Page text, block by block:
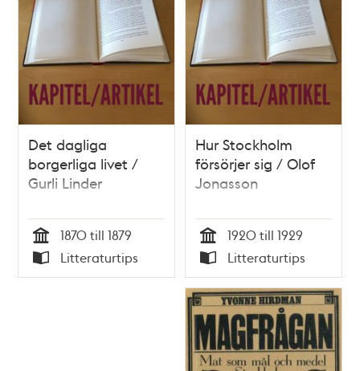
Det dagliga
borgerliga livet /
Gurli Linder
Tid
1870 till 1879
Typ
Litteraturtips
Hur Stockholm
försörjer sig / Olof
Jonasson
Tid
1920 till 1929
Typ
Litteraturtips